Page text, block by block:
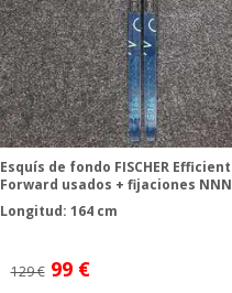
Esquís de fondo FISCHER Efficient
Forward usados + fijaciones NNN
Fischer Control
Longitud: 164 cm
129 € 99 €